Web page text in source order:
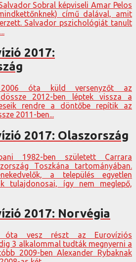
Sobral képviseli Amar Pelos
című dalával, amit
Salvador pszichológiát tanult
2017:
2006 óta küld versenyzőt az
2012-ben léptek vissza a
rendre a döntőbe repítik az
2011-ben...
2017: Olaszország
1982-ben született Carrara
Toszkána tartományában.
a település egyetlen
tulajdonosai, így nem meglepő,
2017: Norvégia
óta vesz részt az Eurovíziós
3 alkalommal tudták megnyerni a
2009-ben Alexander Rybaknak